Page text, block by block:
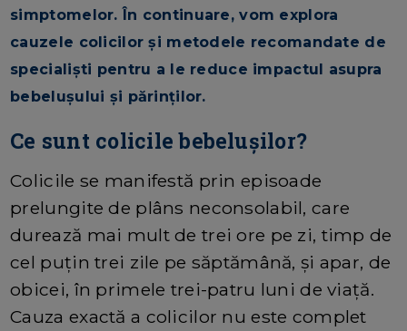
simptomelor. În continuare, vom explora
cauzele colicilor și metodele recomandate de
specialiști pentru a le reduce impactul asupra
bebelușului și părinților.
Ce sunt colicile bebelușilor?
Colicile se manifestă prin episoade
prelungite de plâns neconsolabil, care
durează mai mult de trei ore pe zi, timp de
cel puțin trei zile pe săptămână, și apar, de
obicei, în primele trei-patru luni de viață.
Cauza exactă a colicilor nu este complet